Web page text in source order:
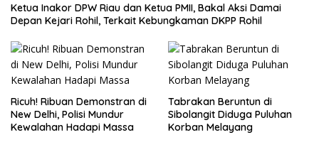
Ketua Inakor DPW Riau dan Ketua PMII, Bakal Aksi Damai
Depan Kejari Rohil, Terkait Kebungkaman DKPP Rohil
Ricuh! Ribuan Demonstran di
New Delhi, Polisi Mundur
Kewalahan Hadapi Massa
Tabrakan Beruntun di
Sibolangit Diduga Puluhan
Korban Melayang